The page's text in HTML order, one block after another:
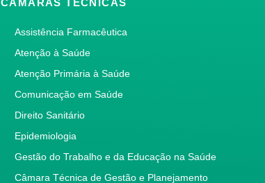
Assistência Farmacêutica
Atenção à Saúde
Atenção Primária à Saúde
Comunicação em Saúde
Direito Sanitário
Epidemiologia
Gestão do Trabalho e da Educação na Saúde
Câmara Técnica de Gestão e Planejamento